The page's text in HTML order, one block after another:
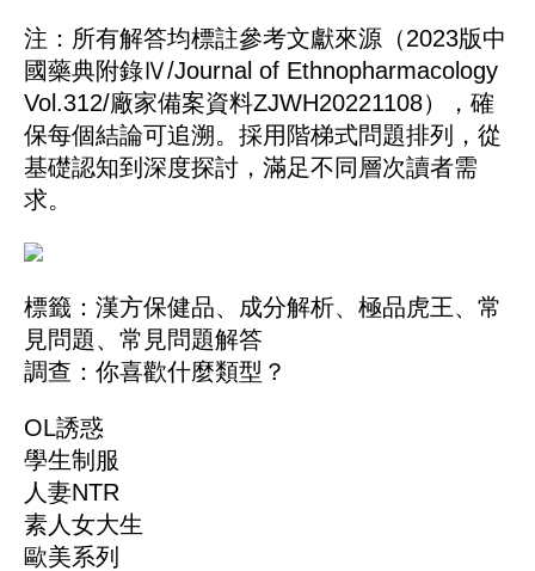
注：所有解答均標註參考文獻來源（2023版中
國藥典附錄Ⅳ/Journal of Ethnopharmacology
Vol.312/廠家備案資料ZJWH20221108），確
保每個結論可追溯。採用階梯式問題排列，從
基礎認知到深度探討，滿足不同層次讀者需
求。
標籤： 漢方保健品、 成分解析、 極品虎王、 常
見問題、 常見問題解答
調查：你喜歡什麼類型？
OL誘惑
學生制服
人妻NTR
素人女大生
歐美系列